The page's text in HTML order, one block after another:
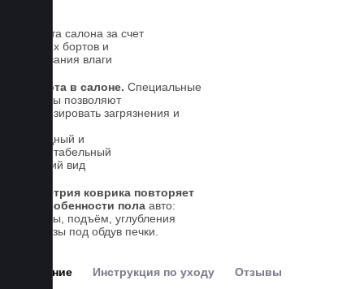
Чистота салона за счет
высоких бортов и
впитывания влаги
Чистота в салоне. Специальные
выступы позволяют
локализировать загрязнения и
Солидный и
презентабельный
внешний вид
Геометрия коврика повторяет
все особенности пола авто:
выступы, подъём, углубления
и вырезы под обдув печки.
Описание Инструкция по уходу Отзывы